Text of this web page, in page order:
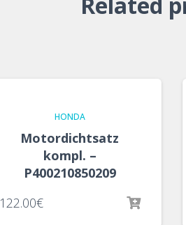
HONDA
Motordichtsatz
kompl. –
P400210850209
122.00€